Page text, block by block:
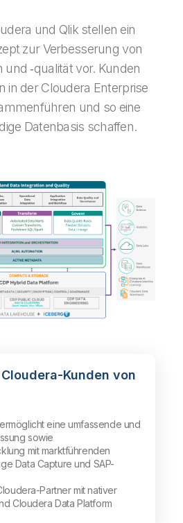
und Qlik stellen ein
zur Verbesserung von
und ‑qualität vor. Kunden
in der Cloudera Enterprise
und so eine
Datenbasis schaffen.
Kunden von
eine umfassende und
sowie
mit marktführenden
Data Capture und SAP-
Partner mit nativer
Cloudera Data Platform